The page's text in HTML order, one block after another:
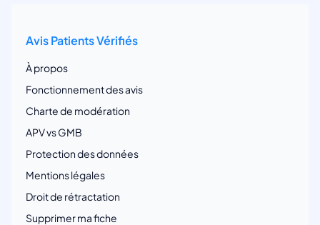
Avis Patients Vérifiés
À propos
Fonctionnement des avis
Charte de modération
APV vs GMB
Protection des données
Mentions légales
Droit de rétractation
Supprimer ma fiche